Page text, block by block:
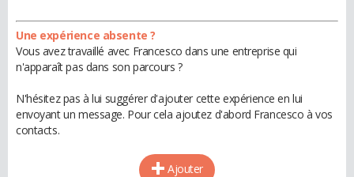
Une expérience absente ?
Vous avez travaillé avec Francesco dans une entreprise qui
n'apparaît pas dans son parcours ?
N'hésitez pas à lui suggérer d'ajouter cette expérience en lui
envoyant un message. Pour cela ajoutez d'abord Francesco à vos
contacts.
Ajouter